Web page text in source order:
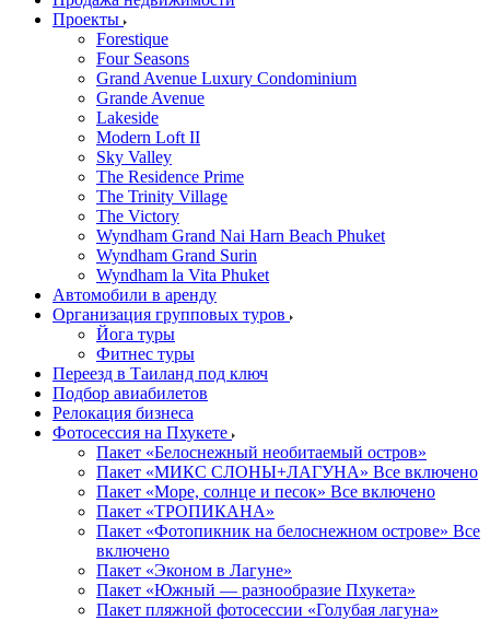
Проекты
Forestique
Four Seasons
Grand Avenue Luxury Condominium
Grande Avenue
Lakeside
Modern Loft II
Sky Valley
The Residence Prime
The Trinity Village
The Victory
Wyndham Grand Nai Harn Beach Phuket
Wyndham Grand Surin
Wyndham la Vita Phuket
Автомобили в аренду
Организация групповых туров
Йога туры
Фитнес туры
Переезд в Таиланд под ключ
Подбор авиабилетов
Релокация бизнеса
Фотоcессия на Пхукете
Пакет «Белоснежный необитаемый остров»
Пакет «МИКС СЛОНЫ+ЛАГУНА» Все включено
Пакет «Море, солнце и песок» Все включено
Пакет «ТРОПИКАНА»
Пакет «Фотопикник на белоснежном острове» Все
включено
Пакет «Эконом в Лагуне»
Пакет «Южный — разнообразие Пхукета»
Пакет пляжной фотосессии «Голубая лагуна»